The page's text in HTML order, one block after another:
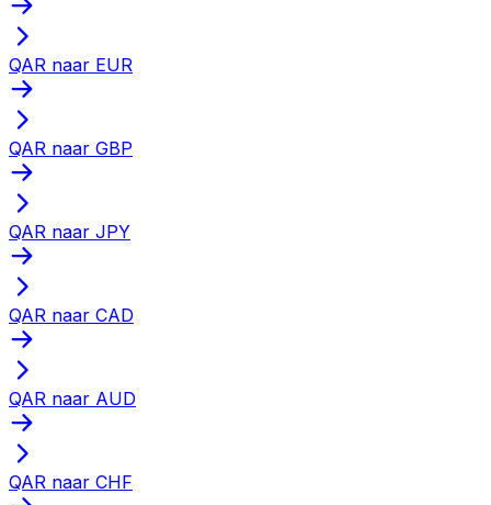
QAR naar EUR
QAR naar GBP
QAR naar JPY
QAR naar CAD
QAR naar AUD
QAR naar CHF